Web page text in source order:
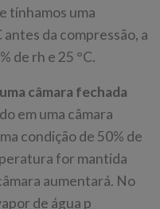
tínhamos uma
antes da compressão, a
de rh e 25 °C.
câmara fechada
em uma câmara
condição de 50% de
for mantida
aumentará. No
de água p